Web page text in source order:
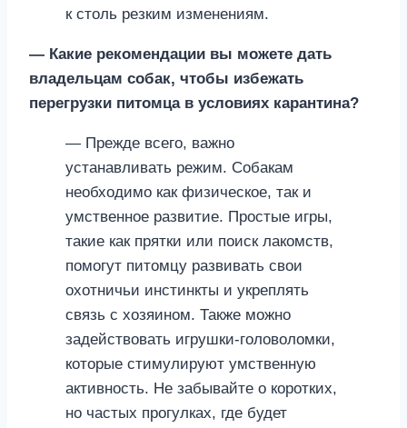
к столь резким изменениям.
— Какие рекомендации вы можете дать
владельцам собак, чтобы избежать
перегрузки питомца в условиях карантина?
— Прежде всего, важно
устанавливать режим. Собакам
необходимо как физическое, так и
умственное развитие. Простые игры,
такие как прятки или поиск лакомств,
помогут питомцу развивать свои
охотничьи инстинкты и укреплять
связь с хозяином. Также можно
задействовать игрушки-головоломки,
которые стимулируют умственную
активность. Не забывайте о коротких,
но частых прогулках, где будет